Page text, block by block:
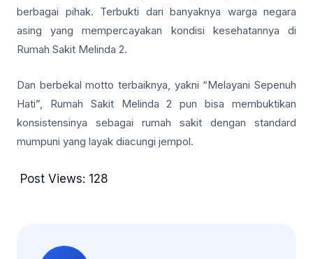
berbagai pihak. Terbukti dari banyaknya warga negara
asing yang mempercayakan kondisi kesehatannya di
Rumah Sakit Melinda 2.
Dan berbekal motto terbaiknya, yakni “Melayani Sepenuh
Hati”, Rumah Sakit Melinda 2 pun bisa membuktikan
konsistensinya sebagai rumah sakit dengan standard
mumpuni yang layak diacungi jempol.
Post Views: 128